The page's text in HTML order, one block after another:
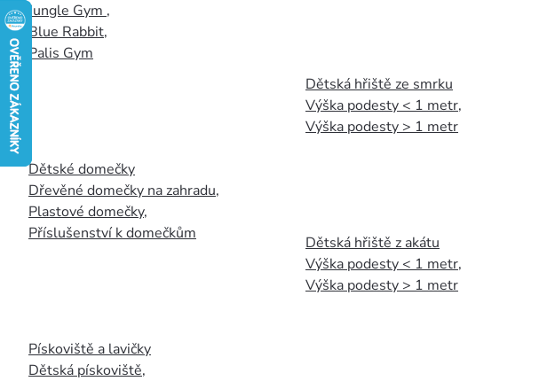
Jungle Gym ,
Blue Rabbit,
Palis Gym
Dětské domečky
Dřevěné domečky na zahradu,
Plastové domečky,
Příslušenství k domečkům
Pískoviště a lavičky
Dětská pískoviště,
Dětská hřiště ze smrku
Výška podesty < 1 metr,
Výška podesty > 1 metr
Dětská hřiště z akátu
Výška podesty < 1 metr,
Výška podesty > 1 metr